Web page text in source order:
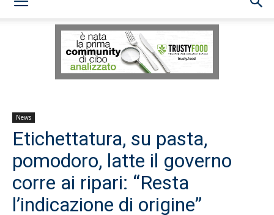
Salvagente
News
Etichettatura, su pasta,
pomodoro, latte il governo
corre ai ripari: “Resta
l’indicazione di origine”